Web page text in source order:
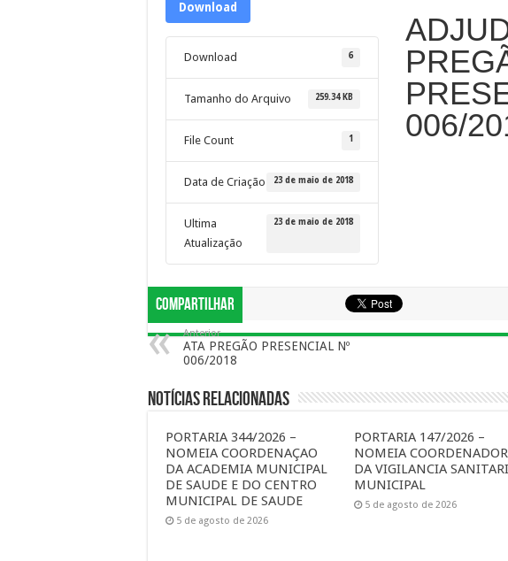
Download
Download 6
Tamanho do Arquivo 259.34 KB
File Count 1
Data de Criação 23 de maio de 2018
Ultima
Atualização
23 de maio de 2018
006/
Compartilhar
Anterior
ATA PREGÃO PRESENCIAL Nº
006/2018
Notícias Relacionadas
PORTARIA 344/2026 –
NOMEIA COORDENAÇAO
DA ACADEMIA MUNICIPAL
DE SAUDE E DO CENTRO
MUNICIPAL DE SAUDE
5 de agosto de 2026
PORTARIA 147/2026 –
NOMEIA
DA VIGILANCIA
MUNICIPAL
5 de agosto de 2026